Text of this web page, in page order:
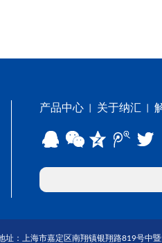
产品中心 关于纳汇
址：上海市嘉定区南翔镇银翔路819号中